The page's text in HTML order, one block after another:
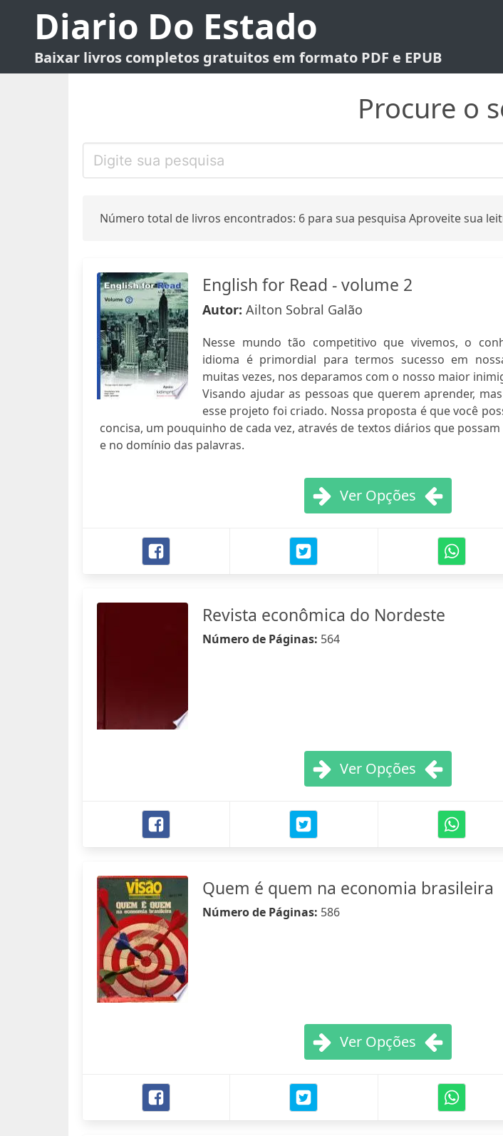
Diario Do Estado
Baixar livros completos gratuitos em formato PDF e EPUB
Procure o
Número total de livros encontrados: 6 para sua pesquisa Aproveite sua
English for Read - volume 2
Autor: Ailton Sobral Galão
Nesse mundo tão competitivo que vivemos, o
idioma é primordial para termos sucesso em
muitas vezes, nos deparamos com o nosso maior
Visando ajudar as pessoas que querem aprender,
esse projeto foi criado. Nossa proposta é que você
concisa, um pouquinho de cada vez, através de textos diários que
e no domínio das palavras.
Ver Opções
Revista econômica do Nordeste
Número de Páginas: 564
Ver Opções
Quem é quem na economia brasileira
Número de Páginas: 586
Ver Opções